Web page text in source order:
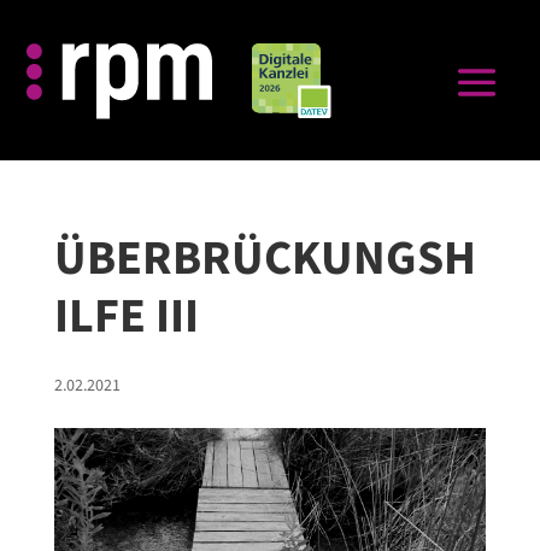
ÜBERBRÜCKUNGSH
ILFE III⁠
2.02.2021